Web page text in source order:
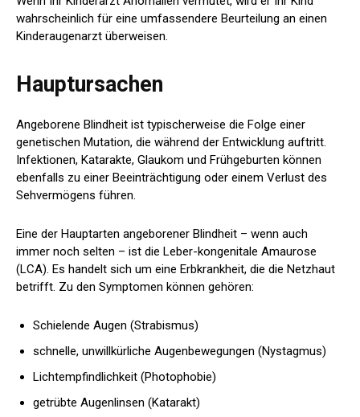
wahrscheinlich für eine umfassendere Beurteilung an einen
Kinderaugenarzt überweisen.
Hauptursachen
Angeborene Blindheit ist typischerweise die Folge einer
genetischen Mutation, die während der Entwicklung auftritt.
Infektionen, Katarakte, Glaukom und Frühgeburten können
ebenfalls zu einer Beeinträchtigung oder einem Verlust des
Sehvermögens führen.
Eine der Hauptarten angeborener Blindheit – wenn auch
immer noch selten – ist die Leber-kongenitale Amaurose
(LCA). Es handelt sich um eine Erbkrankheit, die die Netzhaut
betrifft. Zu den Symptomen können gehören:
Schielende Augen (Strabismus)
schnelle, unwillkürliche Augenbewegungen (Nystagmus)
Lichtempfindlichkeit (Photophobie)
getrübte Augenlinsen (Katarakt)